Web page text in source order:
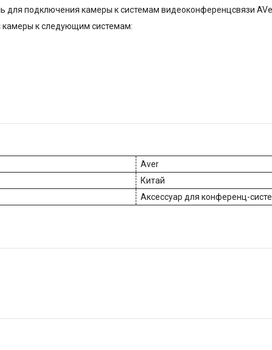
для подключения камеры к системам видеоконференцсвязи
к следующим системам:
Aver
Китай
Аксессуар для конференц-